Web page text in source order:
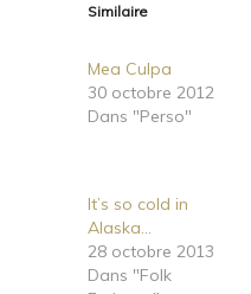
Similaire
Mea Culpa
30 octobre 2012
Dans "Perso"
It’s so cold in
Alaska…
28 octobre 2013
Dans "Folk